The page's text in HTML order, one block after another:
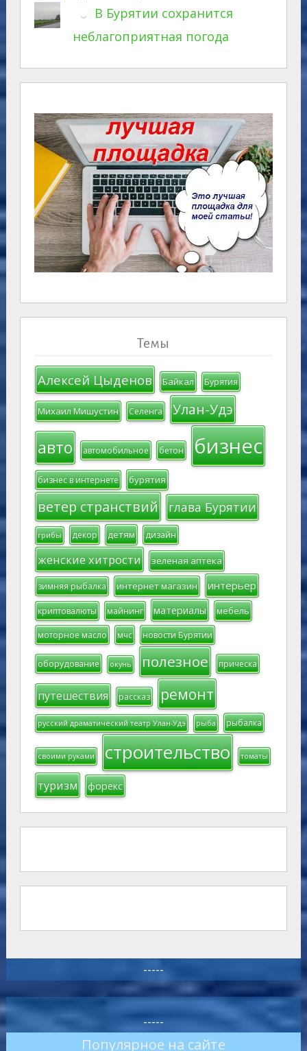
В Бурятии сохранится
неблагоприятная погода
Темы
Алексей Цыденов Байкал Бурятия
Михаил Мишустин Селенга Улан-Удэ
авто автомобильное бетон бизнес
бизнес в интернете бурятия
ветер странствий глава Бурятии
грибы декор детям дизайн
женские хитрости зеленая аптека
зимняя рыбалка интернет магазин интерьер
криптовалюты майнинг материалы мебель
моторное масло мчс новости Бурятии
оборудование окунь полезное прическа
путешествия рассказ ремонт
русский драматический театр Улан-Удэ рыба рыбалка
своими руками строительство томаты
туризм форекс
-----
-----
Популярное на сайте